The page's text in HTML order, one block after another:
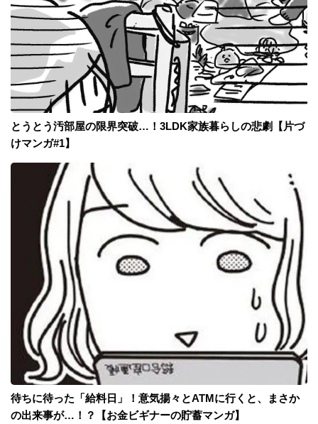
とうとう汚部屋の限界突破…！3LDK家族暮らしの悲劇【片づ
けマンガ#1】
待ちに待った「給料日」！意気揚々とATMに行くと、まさか
の出来事が…！？【お金ビギナーの貯蓄マンガ】